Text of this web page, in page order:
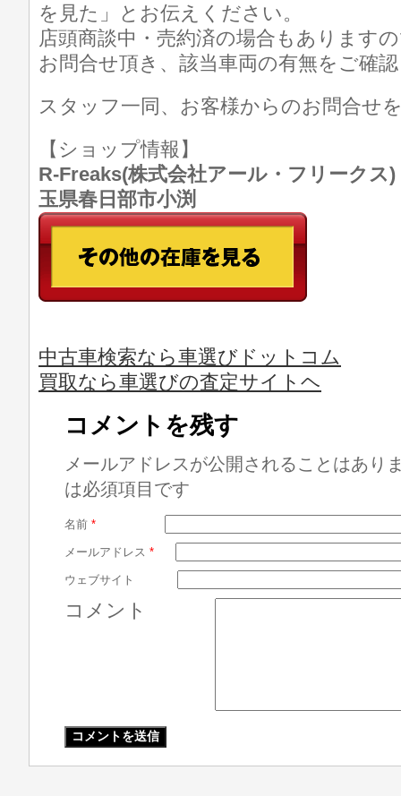
を見た」とお伝えください。
店頭商談中・売約済の場合もあります
お問合せ頂き、該当車両の有無をご確
スタッフ一同、お客様からのお問合せ
【ショップ情報】
R-Freaks(株式会社アール・フリーク
玉県春日部市小渕
中古車検索なら車選びドットコム
買取なら車選びの査定サイトヘ
コメントを残す
メールアドレスが公開されることはあり
は必須項目です
名前 *
メールアドレス *
ウェブサイト
コメント